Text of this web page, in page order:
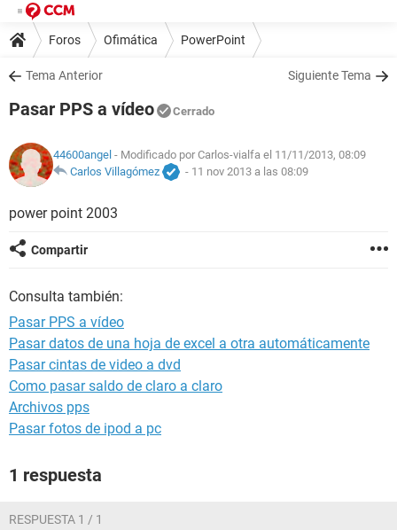
Foros Ofimática PowerPoint
Tema Anterior Siguiente Tema
Pasar PPS a vídeo Cerrado
44600angel - Modificado por Carlos-vialfa el 11/11/2013, 08:09
Carlos Villagómez
- 11 nov 2013 a las 08:09
power point 2003
Compartir
Consulta también:
Pasar PPS a vídeo
Pasar datos de una hoja de excel a otra automáticamente
Pasar cintas de video a dvd
Como pasar saldo de claro a claro
Archivos pps
Pasar fotos de ipod a pc
1 respuesta
RESPUESTA 1 / 1